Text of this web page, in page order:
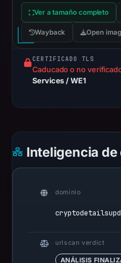
Aug
7,
as
At
Ver a tamaño completo
Wayback Open
CERTIFICADO TLS
Caducado o no
Services / WE1
Inteligencia
dominio
urlscan verdict
ANÁLISIS